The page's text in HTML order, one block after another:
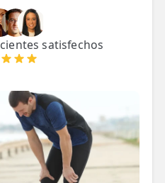
satisfechos